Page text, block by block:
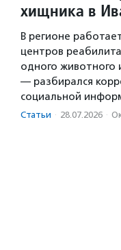
хищника в
В регионе
центров
одного животного
— разбирался
социальной
Статьи · 28.07.2026 ·